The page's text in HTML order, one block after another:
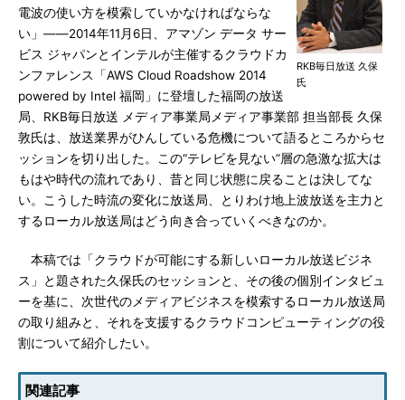
RKB毎日放送 久保
氏
電波の使い方を模索していかなければならな
い」――2014年11月6日、アマゾン データ サー
ビス ジャパンとインテルが主催するクラウドカ
ンファレンス「AWS Cloud Roadshow 2014
powered by Intel 福岡」に登壇した福岡の放送
局、RKB毎日放送 メディア事業局メディア事業部 担当部長 久保
敦氏は、放送業界がひんしている危機について語るところからセ
ッションを切り出した。この“テレビを見ない”層の急激な拡大は
もはや時代の流れであり、昔と同じ状態に戻ることは決してな
い。こうした時流の変化に放送局、とりわけ地上波放送を主力と
するローカル放送局はどう向き合っていくべきなのか。
本稿では「クラウドが可能にする新しいローカル放送ビジネ
ス」と題された久保氏のセッションと、その後の個別インタビュ
ーを基に、次世代のメディアビジネスを模索するローカル放送局
の取り組みと、それを支援するクラウドコンピューティングの役
割について紹介したい。
関連記事